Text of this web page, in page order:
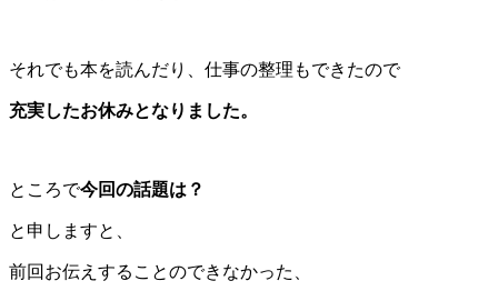
それでも本を読んだり、仕事の整理もできたので
充実したお休みとなりました。
ところで今回の話題は？
と申しますと、
前回お伝えすることのできなかった、